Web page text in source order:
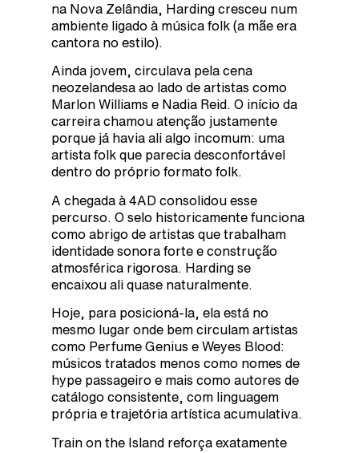
na Nova Zelândia, Harding cresceu num
ambiente ligado à música folk (a mãe era
cantora no estilo).
Ainda jovem, circulava pela cena
neozelandesa ao lado de artistas como
Marlon Williams e Nadia Reid. O início da
carreira chamou atenção justamente
porque já havia ali algo incomum: uma
artista folk que parecia desconfortável
dentro do próprio formato folk.
A chegada à 4AD consolidou esse
percurso. O selo historicamente funciona
como abrigo de artistas que trabalham
identidade sonora forte e construção
atmosférica rigorosa. Harding se
encaixou ali quase naturalmente.
Hoje, para posicioná-la, ela está no
mesmo lugar onde bem circulam artistas
como Perfume Genius e Weyes Blood:
músicos tratados menos como nomes de
hype passageiro e mais como autores de
catálogo consistente, com linguagem
própria e trajetória artística acumulativa.
Train on the Island reforça exatamente